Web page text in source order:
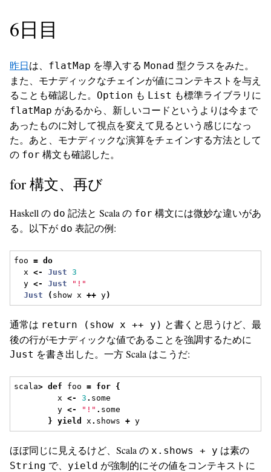
6日目
昨日は、 flatMap を導入する Monad 型クラスをみた。
また、モナディックなチェインが値にコンテキストを与え
ることも確認した。
Option も List も標準ライブラリに
flatMap があるから、新しいコードというよりは今まで
あったものに対して視点を変えて見るという感じになっ
た。あと、モナディックな演算をチェインする方法として
の for 構文も確認した。
for 構文、再び
Haskell の do 記法と Scala の for 構文には微妙な違いがあ
る。以下が do 表記の例:
foo = do
x <- Just
3
y <- Just
"!"
Just
( show x ++ y)
通常は return (show x ++ y) と書くと思うけど、最
後の行がモナディックな値であることを強調するために
Just を書き出した。一方 Scala はこうだ:
scala> def foo = for {
x <- 3 . some
y <- "!" . some
}
yield x . shows + y
ほぼ同じに見えるけど、Scala の x.shows + y は素の
String で、 yield が強制的にその値をコンテキストに